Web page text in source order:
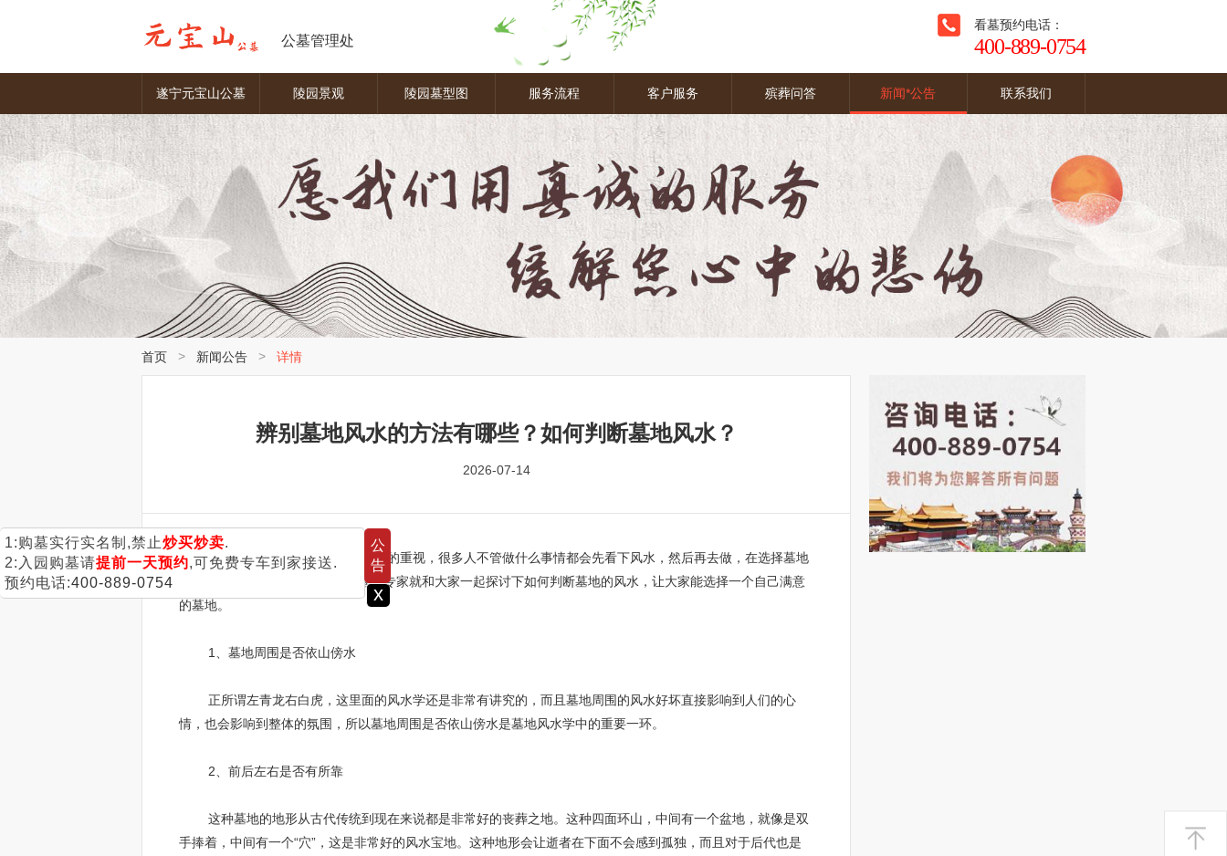
1:购墓实行实名制,禁止炒买炒卖.
2:入园购墓请提前一天预约,可免费专车到家接送.
预约电话:400-889-0754
公
告
x
公墓管理处
看墓预约电话：
400-889-0754
遂宁元宝山公墓 陵园景观 陵园墓型图 服务流程 客户服务 殡葬问答 新闻*公告 联系我们
首页 > 新闻公告 > 详情
辨别墓地风水的方法有哪些？如何判断墓地风水？
2026-07-14
现在的社会上对于风水一说非常的重视，很多人不管做什么事情都会先看下风水，然后再去做，在选择墓地
的时候也是如此，所以今天成都墓地专家就和大家一起探讨下如何判断墓地的风水，让大家能选择一个自己满意
的墓地。
1、墓地周围是否依山傍水
正所谓左青龙右白虎，这里面的风水学还是非常有讲究的，而且墓地周围的风水好坏直接影响到人们的心
情，也会影响到整体的氛围，所以墓地周围是否依山傍水是墓地风水学中的重要一环。
2、前后左右是否有所靠
这种墓地的地形从古代传统到现在来说都是非常好的丧葬之地。这种四面环山，中间有一个盆地，就像是双
手捧着，中间有一个“穴”，这是非常好的风水宝地。这种地形会让逝者在下面不会感到孤独，而且对于后代也是